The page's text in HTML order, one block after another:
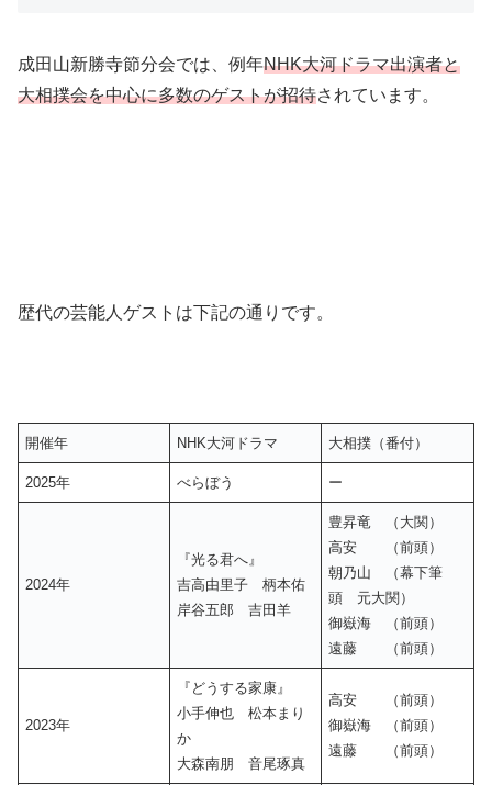
成田山新勝寺節分会では、例年NHK大河ドラマ出演者と
大相撲会を中心に多数のゲストが招待されています。
歴代の芸能人ゲストは下記の通りです。
開催年 NHK大河ドラマ 大相撲（番付）
2025年 べらぼう ー
2024年
『光る君へ』
吉高由里子 柄本佑
岸谷五郎 吉田羊
豊昇竜 （大関）
高安 （前頭）
朝乃山 （幕下筆
頭 元大関）
御嶽海 （前頭）
遠藤 （前頭）
2023年
『どうする家康』
小手伸也 松本まり
か
大森南朋 音尾琢真
高安 （前頭）
御嶽海 （前頭）
遠藤 （前頭）